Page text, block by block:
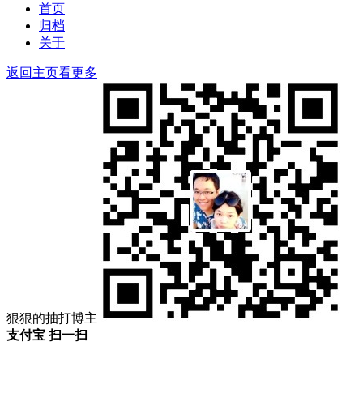
首页
归档
关于
返回主页看更多
狠狠的抽打博主
支付宝 扫一扫